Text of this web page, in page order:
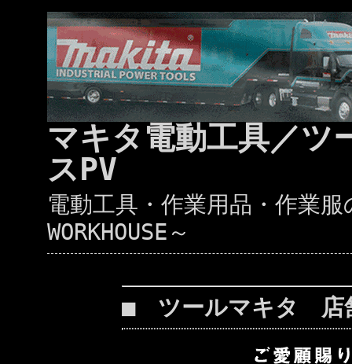
マキタ電動工具／
スPV
電動工具・作業用品・作
WORKHOUSE～
■ ツールマキタ 店